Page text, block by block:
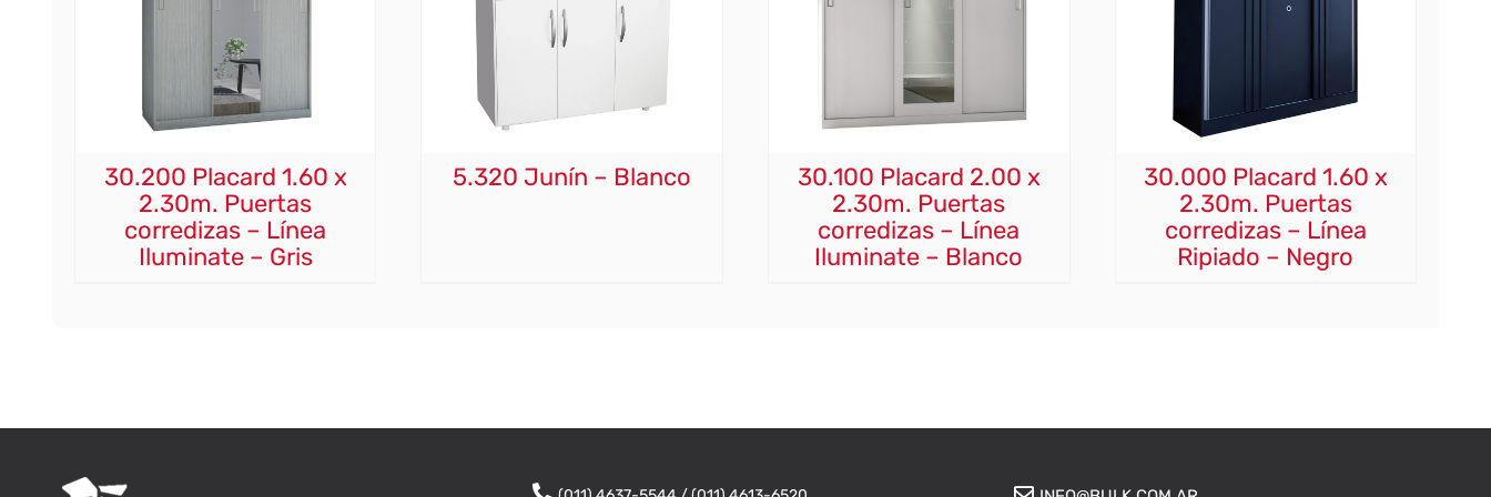
30.200 Placard 1.60 x
2.30m. Puertas
corredizas – Línea
Iluminate – Gris
5.320 Junín – Blanco
30.100 Placard 2.00 x
2.30m. Puertas
corredizas – Línea
Iluminate – Blanco
30.000 Placard 1.60 x
2.30m. Puertas
corredizas – Línea
Ripiado – Negro